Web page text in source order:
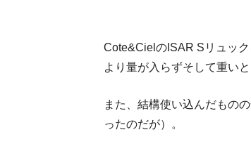
Cote&CielのISAR Sリュッ
より量が入らずそして重い
また、結構使い込んだもの
ったのだが）。